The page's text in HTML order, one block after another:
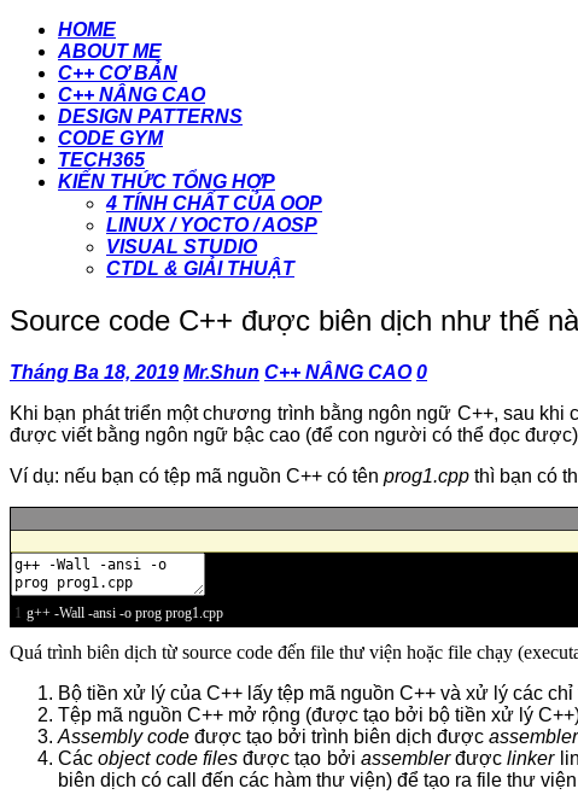
HOME
ABOUT ME
C++ CƠ BẢN
C++ NÂNG CAO
DESIGN PATTERNS
CODE GYM
TECH365
KIẾN THỨC TỔNG HỢP
4 TÍNH CHẤT CỦA OOP
LINUX / YOCTO / AOSP
VISUAL STUDIO
CTDL & GIẢI THUẬT
Source code C++ được biên dịch như thế
Tháng Ba 18, 2019 Mr.Shun C++ NÂNG CAO 0
Khi bạn phát triển một chương trình bằng ngôn ngữ C++, sau
được viết bằng ngôn ngữ bậc cao (để con người có thể đọc
Ví dụ: nếu bạn có tệp mã nguồn C++ có tên prog1.cpp thì bạn có
1 g++ -Wall -ansi -o prog prog1 cpp
Quá trình biên dịch từ source code đến file thư viện hoặc file chạy
Bộ tiền xử lý của C++ lấy tệp mã nguồn C++ và xử lý các
Tệp mã nguồn C++ mở rộng (được tạo bởi bộ tiền xử lý
Assembly code được tạo bởi trình biên dịch được assembler
Các object code filesđược tạo bởi assemblerđượclinker
biên dịch có call đến các hàm thư viện) để tạo ra file thư